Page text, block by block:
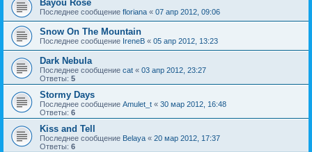
Bayou Rose
Последнее сообщение floriana « 07 апр 2012, 09:06
Snow On The Mountain
Последнее сообщение IreneB « 05 апр 2012, 13:23
Dark Nebula
Последнее сообщение cat « 03 апр 2012, 23:27
Ответы: 5
Stormy Days
Последнее сообщение Amulet_t « 30 мар 2012, 16:48
Ответы: 6
Kiss and Tell
Последнее сообщение Belaya « 20 мар 2012, 17:37
Ответы: 6